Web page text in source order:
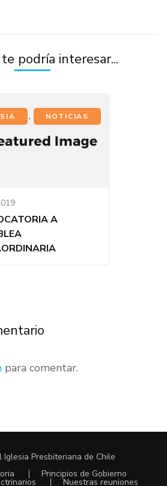
podría interesar...
, NOTICIAS
A
para comentar.
Iglesia Presbiteriana de Chile
Principios de Gobierno
Nuestras reuniones